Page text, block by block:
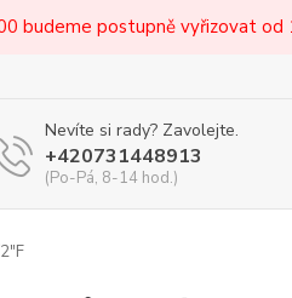
budeme postupně vyřizovat od
Nevíte si rady? Zavolejte.
+420731448913
(Po-Pá, 8-14 hod.)